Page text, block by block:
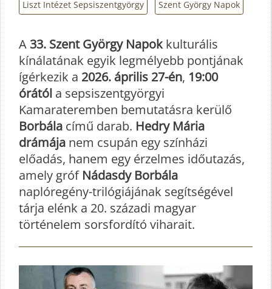
Liszt Intézet Sepsiszentgyörgy Szent György Napok
A 33. Szent György Napokkulturális
kínálatának egyik legmélyebb pontjának
ígérkezik a 2026. április 27-én, 19:00
órától a sepsiszentgyörgyi
Kamarateremben bemutatásra kerülő
Borbála című darab. Hedry Mária
drámája nem csupán egy színházi
előadás, hanem egy érzelmes időutazás,
amely gróf Nádasdy Borbála
naplóregény-trilógiájának segítségével
tárja elénk a 20. századi magyar
történelem sorsfordító viharait.